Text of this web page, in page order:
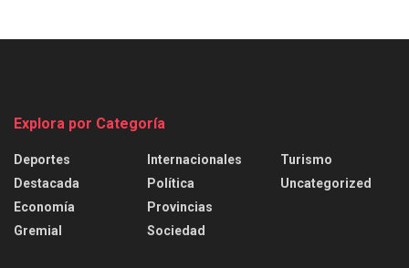
Explora por Categoría
Deportes
Destacada
Economía
Gremial
Internacionales
Política
Provincias
Sociedad
Turismo
Uncategorized